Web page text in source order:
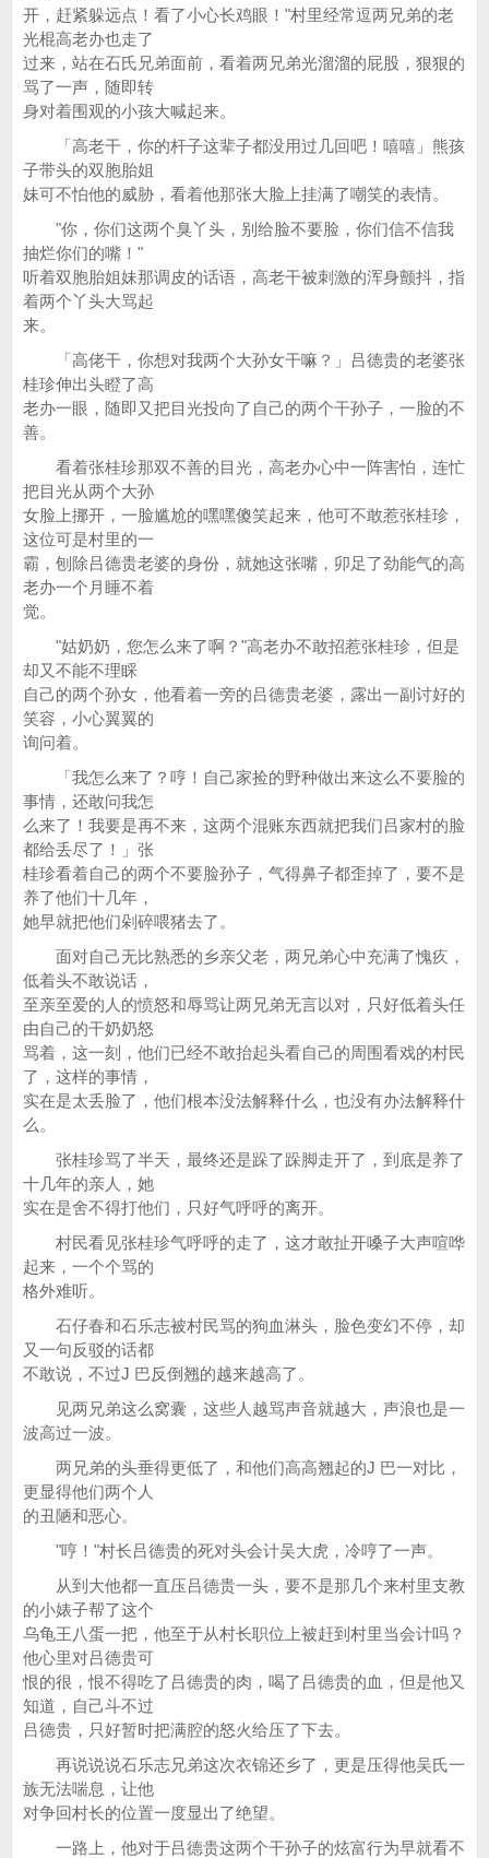
开，赶紧躲远点！看了小心长鸡眼！"村里经常逗两兄弟的老
光棍高老办也走了
过来，站在石氏兄弟面前，看着两兄弟光溜溜的屁股，狠狠的
骂了一声，随即转
身对着围观的小孩大喊起来。
「高老干，你的杆子这辈子都没用过几回吧！嘻嘻」熊孩
子带头的双胞胎姐
妹可不怕他的威胁，看着他那张大脸上挂满了嘲笑的表情。
"你，你们这两个臭丫头，别给脸不要脸，你们信不信我
抽烂你们的嘴！"
听着双胞胎姐妹那调皮的话语，高老干被刺激的浑身颤抖，指
着两个丫头大骂起
来。
「高佬干，你想对我两个大孙女干嘛？」吕德贵的老婆张
桂珍伸出头瞪了高
老办一眼，随即又把目光投向了自己的两个干孙子，一脸的不
善。
看着张桂珍那双不善的目光，高老办心中一阵害怕，连忙
把目光从两个大孙
女脸上挪开，一脸尴尬的嘿嘿傻笑起来，他可不敢惹张桂珍，
这位可是村里的一
霸，刨除吕德贵老婆的身份，就她这张嘴，卯足了劲能气的高
老办一个月睡不着
觉。
"姑奶奶，您怎么来了啊？"高老办不敢招惹张桂珍，但是
却又不能不理睬
自己的两个孙女，他看着一旁的吕德贵老婆，露出一副讨好的
笑容，小心翼翼的
询问着。
「我怎么来了？哼！自己家捡的野种做出来这么不要脸的
事情，还敢问我怎
么来了！我要是再不来，这两个混账东西就把我们吕家村的脸
都给丢尽了！」张
桂珍看着自己的两个不要脸孙子，气得鼻子都歪掉了，要不是
养了他们十几年，
她早就把他们剁碎喂猪去了。
面对自己无比熟悉的乡亲父老，两兄弟心中充满了愧疚，
低着头不敢说话，
至亲至爱的人的愤怒和辱骂让两兄弟无言以对，只好低着头任
由自己的干奶奶怒
骂着，这一刻，他们已经不敢抬起头看自己的周围看戏的村民
了，这样的事情，
实在是太丢脸了，他们根本没法解释什么，也没有办法解释什
么。
张桂珍骂了半天，最终还是跺了跺脚走开了，到底是养了
十几年的亲人，她
实在是舍不得打他们，只好气呼呼的离开。
村民看见张桂珍气呼呼的走了，这才敢扯开嗓子大声喧哗
起来，一个个骂的
格外难听。
石仔春和石乐志被村民骂的狗血淋头，脸色变幻不停，却
又一句反驳的话都
不敢说，不过J 巴反倒翘的越来越高了。
见两兄弟这么窝囊，这些人越骂声音就越大，声浪也是一
波高过一波。
两兄弟的头垂得更低了，和他们高高翘起的J 巴一对比，
更显得他们两个人
的丑陋和恶心。
"哼！"村长吕德贵的死对头会计吴大虎，冷哼了一声。
从到大他都一直压吕德贵一头，要不是那几个来村里支教
的小婊子帮了这个
乌龟王八蛋一把，他至于从村长职位上被赶到村里当会计吗？
他心里对吕德贵可
恨的很，恨不得吃了吕德贵的肉，喝了吕德贵的血，但是他又
知道，自己斗不过
吕德贵，只好暂时把满腔的怒火给压了下去。
再说说说石乐志兄弟这次衣锦还乡了，更是压得他吴氏一
族无法喘息，让他
对争回村长的位置一度显出了绝望。
一路上，他对于吕德贵这两个干孙子的炫富行为早就看不